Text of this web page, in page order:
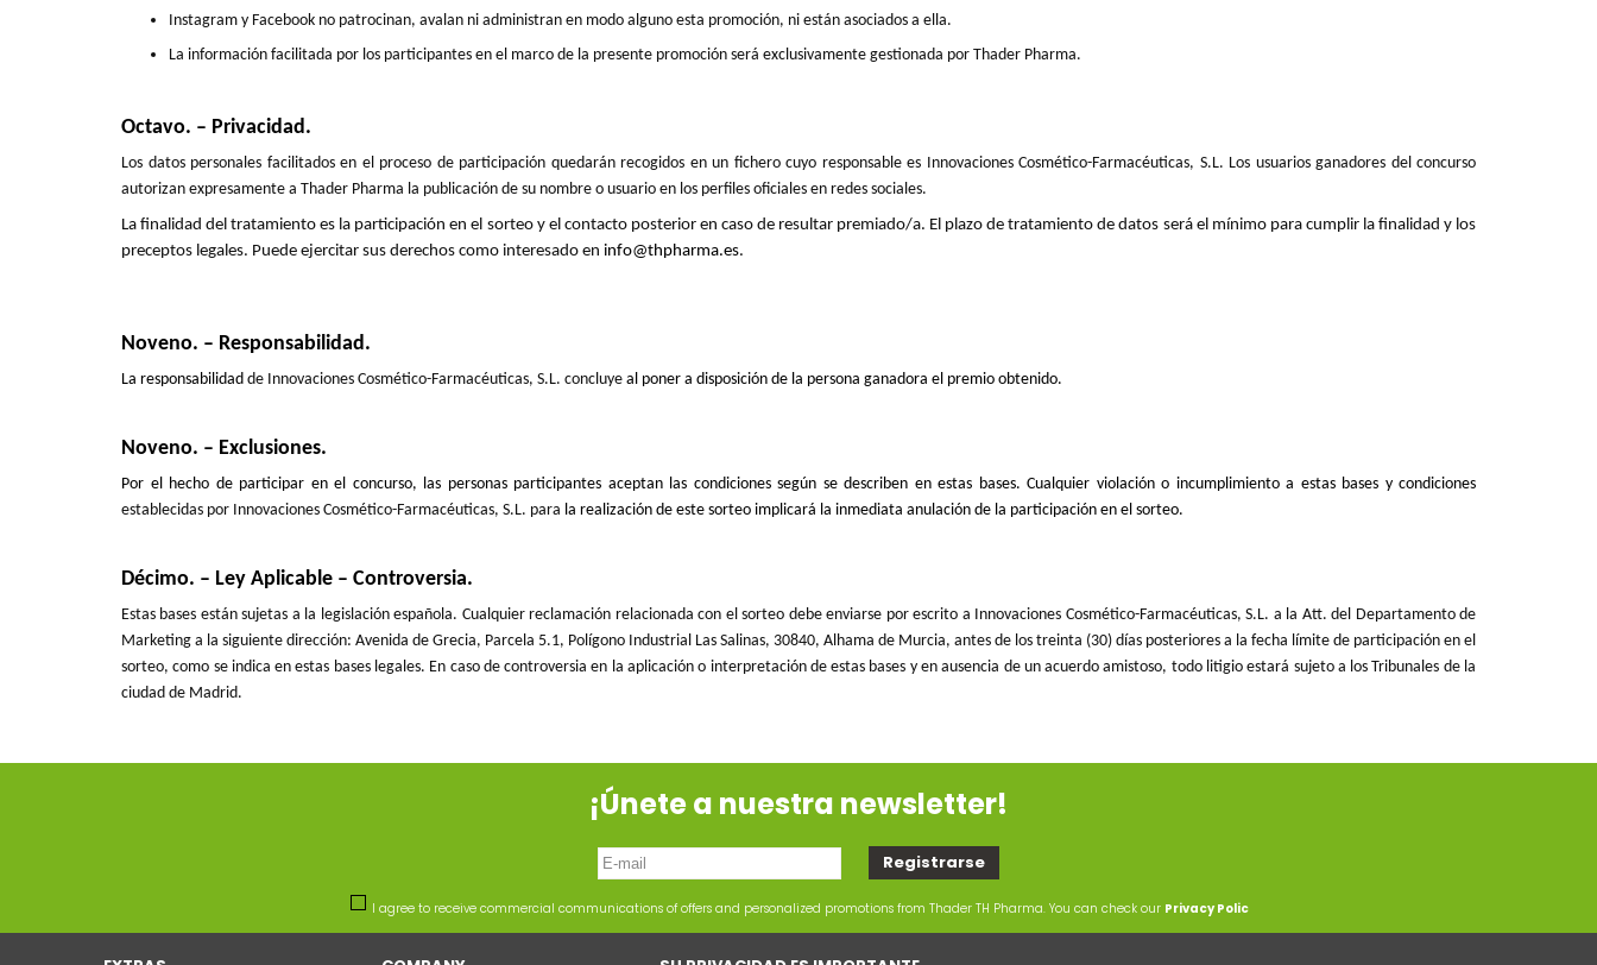
Instagram y Facebook no patrocinan, avalan ni administran en modo alguno esta promoción, ni están asociados a ella.
La información facilitada por los participantes en el marco de la presente promoción será exclusivamente gestionada por Thader Pharma.
Octavo. – Privacidad.
Los datos personales facilitados en el proceso de participación quedarán recogidos en un fichero cuyo responsable es Innovaciones Cosmético-Farmacéuticas, S.L. Los usuarios ganadores del concurso
autorizan expresamente a Thader Pharma la publicación de su nombre o usuario en los perfiles oficiales en redes sociales.
La finalidad del tratamiento es la participación en el sorteo y el contacto posterior en caso de resultar premiado/a. El plazo de tratamiento de datos será el mínimo para cumplir la finalidad y los
preceptos legales. Puede ejercitar sus derechos como interesado en info@thpharma.es.
Noveno. – Responsabilidad.
La responsabilidad de Innovaciones Cosmético-Farmacéuticas, S.L. concluye al poner a disposición de la persona ganadora el premio obtenido.
Noveno. – Exclusiones.
Por el hecho de participar en el concurso, las personas participantes aceptan las condiciones según se describen en estas bases. Cualquier violación o incumplimiento a estas bases y condiciones
establecidas por Innovaciones Cosmético-Farmacéuticas, S.L. para la realización de este sorteo implicará la inmediata anulación de la participación en el sorteo.
Décimo. – Ley Aplicable – Controversia.
Estas bases están sujetas a la legislación española. Cualquier reclamación relacionada con el sorteo debe enviarse por escrito a Innovaciones Cosmético-Farmacéuticas, S.L. a la Att. del Departamento de
Marketing a la siguiente dirección: Avenida de Grecia, Parcela 5.1, Polígono Industrial Las Salinas, 30840, Alhama de Murcia, antes de los treinta (30) días posteriores a la fecha límite de participación en el
sorteo, como se indica en estas bases legales. En caso de controversia en la aplicación o interpretación de estas bases y en ausencia de un acuerdo amistoso, todo litigio estará sujeto a los Tribunales de la
ciudad de Madrid.
¡Únete a nuestra newsletter!
I agree to receive commercial communications of offers and personalized promotions from Thader TH Pharma. You can check our Privacy Polic